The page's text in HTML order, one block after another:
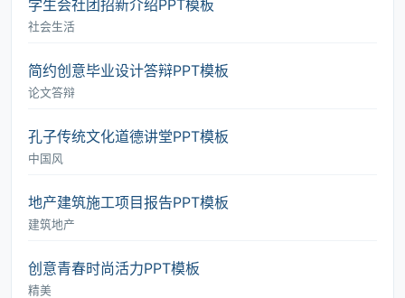
学生会社团招新介绍PPT模板
社会生活
简约创意毕业设计答辩PPT模板
论文答辩
孔子传统文化道德讲堂PPT模板
中国风
地产建筑施工项目报告PPT模板
建筑地产
创意青春时尚活力PPT模板
精美